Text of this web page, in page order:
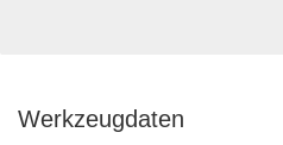
Werkzeugdaten